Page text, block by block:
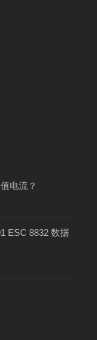
电流？
ESC 8832 数据